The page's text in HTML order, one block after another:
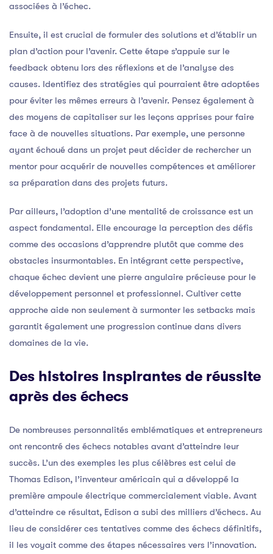
associées à l’échec.
Ensuite, il est crucial de formuler des solutions et d’établir un
plan d’action pour l’avenir. Cette étape s’appuie sur le
feedback obtenu lors des réflexions et de l’analyse des
causes. Identifiez des stratégies qui pourraient être adoptées
pour éviter les mêmes erreurs à l’avenir. Pensez également à
des moyens de capitaliser sur les leçons apprises pour faire
face à de nouvelles situations. Par exemple, une personne
ayant échoué dans un projet peut décider de rechercher un
mentor pour acquérir de nouvelles compétences et améliorer
sa préparation dans des projets futurs.
Par ailleurs, l’adoption d’une mentalité de croissance est un
aspect fondamental. Elle encourage la perception des défis
comme des occasions d’apprendre plutôt que comme des
obstacles insurmontables. En intégrant cette perspective,
chaque échec devient une pierre angulaire précieuse pour le
développement personnel et professionnel. Cultiver cette
approche aide non seulement à surmonter les setbacks mais
garantit également une progression continue dans divers
domaines de la vie.
Des histoires inspirantes de réussite
après des échecs
De nombreuses personnalités emblématiques et entrepreneurs
ont rencontré des échecs notables avant d’atteindre leur
succès. L’un des exemples les plus célèbres est celui de
Thomas Edison, l’inventeur américain qui a développé la
première ampoule électrique commercialement viable. Avant
d’atteindre ce résultat, Edison a subi des milliers d’échecs. Au
lieu de considérer ces tentatives comme des échecs définitifs,
il les voyait comme des étapes nécessaires vers l’innovation.